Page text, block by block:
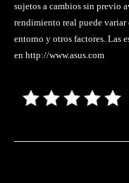
sujetos a cambios sin previo
rendimiento real puede
entorno y otros factores. Las
en http://www.asus.com